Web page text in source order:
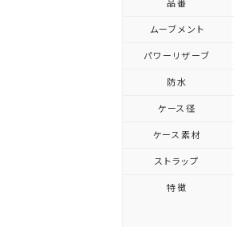
品番
ムーブメント
パワーリザーブ
防水
ケース径
ケース素材
ストラップ
特徴